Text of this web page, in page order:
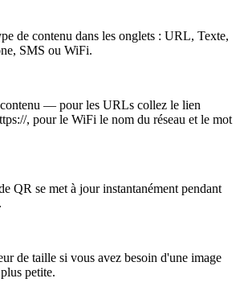
de contenu dans les onglets : URL, Texte,
SMS ou WiFi.
contenu — pour les URLs collez le lien
, pour le WiFi le nom du réseau et le mot
QR se met à jour instantanément pendant
de taille si vous avez besoin d'une image
petite.